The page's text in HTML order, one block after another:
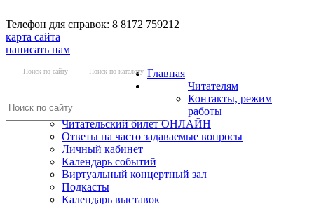
Телефон для справок: 8 8172 759212
карта сайта
написать нам
Поиск по сайту Поиск по каталогу Главная
Читателям
Контакты, режим
работы
Читательский билет ОНЛАЙН
Ответы на часто задаваемые вопросы
Личный кабинет
Календарь событий
Виртуальный концертный зал
Подкасты
Календарь выставок